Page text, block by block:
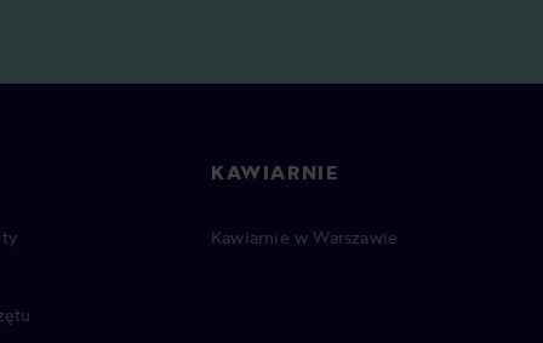
KAWIARNIE
Kawiarnie w Warszawie